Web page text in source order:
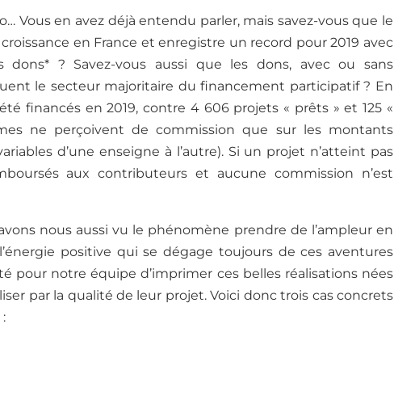
… Vous en avez déjà entendu parler, mais savez-vous que le
en France et enregistre un record pour 2019 avec
? Savez-vous aussi que les dons, avec ou sans
le secteur majoritaire du financement participatif ? En
financés en 2019, contre 4 606 projets « prêts » et 125 «
ne perçoivent de commission que sur les montants
d’une enseigne à l’autre). Si un projet n’atteint pas
aux contributeurs et aucune commission n’est
nous aussi vu le phénomène prendre de l’ampleur en
positive qui se dégage toujours de ces aventures
pour notre équipe d’imprimer ces belles réalisations nées
par la qualité de leur projet. Voici donc trois cas concrets